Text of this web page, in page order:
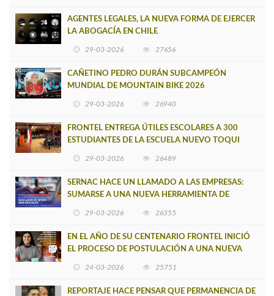
AGENTES LEGALES, LA NUEVA FORMA DE EJERCER
LA ABOGACÍA EN CHILE
29-03-2026 27656
CAÑETINO PEDRO DURÁN SUBCAMPEÓN
MUNDIAL DE MOUNTAIN BIKE 2026
29-03-2026 26940
FRONTEL ENTREGA ÚTILES ESCOLARES A 300
ESTUDIANTES DE LA ESCUELA NUEVO TOQUI
29-03-2026 26489
SERNAC HACE UN LLAMADO A LAS EMPRESAS:
SUMARSE A UNA NUEVA HERRAMIENTA DE
29-03-2026 26355
EN EL AÑO DE SU CENTENARIO FRONTEL INICIÓ
EL PROCESO DE POSTULACIÓN A UNA NUEVA
24-03-2026 25751
REPORTAJE HACE PENSAR QUE PERMANENCIA DE